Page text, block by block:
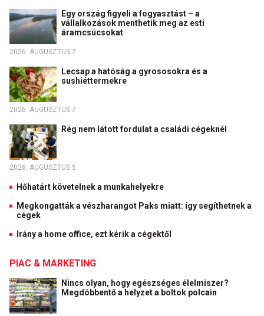
Egy ország figyeli a fogyasztást – a
vállalkozások menthetik meg az esti
áramcsúcsokat
2026. AUGUSZTUS 7.
Lecsap a hatóság a gyrososokra és a
sushiéttermekre
2026. AUGUSZTUS 7.
Rég nem látott fordulat a családi cégeknél
2026. AUGUSZTUS 5.
Hőhatárt követelnek a munkahelyekre
Megkongatták a vészharangot Paks miatt: így segíthetnek a
cégek
Irány a home office, ezt kérik a cégektől
PIAC & MARKETING
Nincs olyan, hogy egészséges élelmiszer?
Megdöbbentő a helyzet a boltok polcain